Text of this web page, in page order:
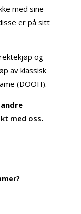
med sine
er på sitt
og
av klassisk
(DOOH).
med oss.